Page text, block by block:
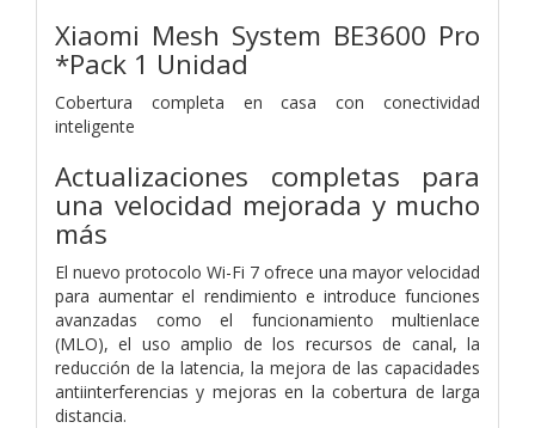
Xiaomi Mesh System BE3600 Pro
*Pack 1 Unidad
Cobertura completa en casa con conectividad
inteligente
Actualizaciones completas para
una velocidad mejorada y mucho
más
El nuevo protocolo Wi-Fi 7 ofrece una mayor velocidad
para aumentar el rendimiento e introduce funciones
avanzadas como el funcionamiento multienlace
(MLO), el uso amplio de los recursos de canal, la
reducción de la latencia, la mejora de las capacidades
antiinterferencias y mejoras en la cobertura de larga
distancia.